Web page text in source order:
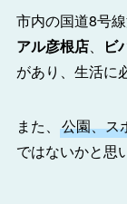
市内の国道8号
アル彦根店、 ビ
があり、生活に
また、 公園、ス
ではないかと思